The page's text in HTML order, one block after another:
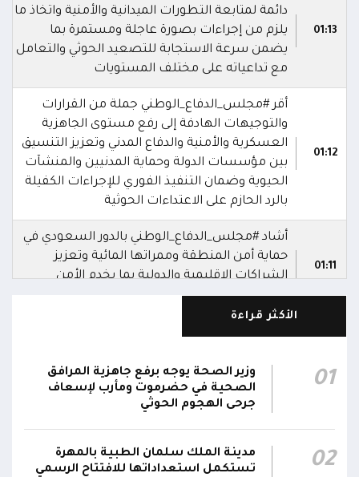
01:13
دائمة لمتابعة التطورات الميدانية والأمنية واتخاذ ما
يلزم من إجراءات بصورة عاجلة ومستمرة بما
يضمن سرعة الاستجابة للتصعيد الحوثي والتعامل
مع تداعياته على مختلف المستويات
01:12
أقر #مجلس_الدفاع_الوطني جملة من القرارات
والتوجيهات الهادفة إلى رفع مستوى الجاهزية
العسكرية والأمنية والدفاع المدني وتعزيز التنسيق
بين مؤسسات الدولة وحماية المدنيين والمنشآت
الحيوية وضمان التنفيذ الفوري للإجراءات الكفيلة
بالرد الحازم على الاعتداءات الحوثية
01:11
أشاد #مجلس_الدفاع_الوطني بالدور السعودي في
حماية أمن المنطقة وممراتها المائية وتعزيز
الشراكات الإقليمية والدولية بما يخدم الأمن
والاستقرار في المنطقة
01:10
وباكستان، مؤكدا انها خطوة استراتيجية لتعزيز
الأمن الجماعي والاستقرار الإقليمي والتعاون
الدفاعي
دعا #مجلس_الدفاع_الوطني القوى السياسية
والمكونات الوطنية ووسائل الإعلام إلى تعزيز
الأكثر قراءة
01
وزير الصحة يوجه برفع جاهزية المرافق
الصحية في حضرموت ومأرب لإسعاف
جرحى الهجوم الحوثي
02
مدينة الملك سلمان الطبية بالمهرة
تستكمل استعداداتها للافتتاح الرسمي